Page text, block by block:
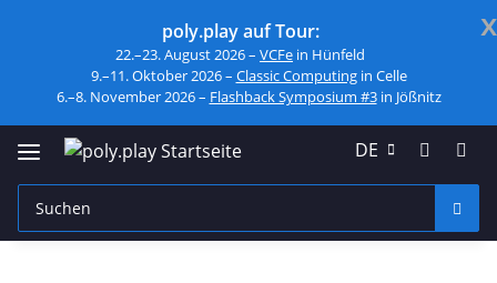
x
poly.play auf Tour:
22.–23. August 2026 – VCFe in Hünfeld
9.–11. Oktober 2026 – Classic Computingin Celle
6.–8. November 2026 – Flashback Symposium #3in Jößnitz
DE